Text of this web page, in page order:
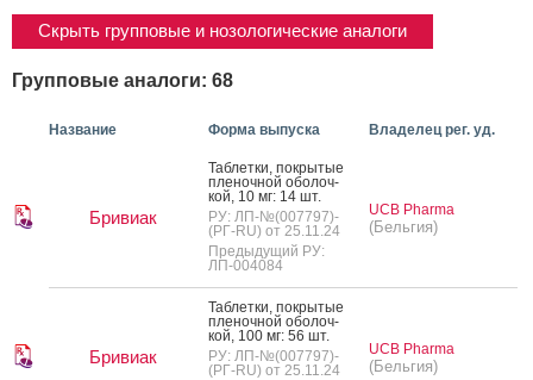
Скрыть групповые и нозологические аналоги
Групповые аналоги: 68
Название Форма выпуска Владелец рег. уд.
Бривиак
Таб­летки, пок­ры­тые
пле­ноч­ной обо­лоч­
кой, 10 мг: 14 шт.
РУ: ЛП-№(007797)-
(РГ-RU) от 25.11.24
Предыдущий РУ:
ЛП-004084
UCB Pharma
(Бельгия)
Бривиак
Таб­летки, пок­ры­тые
пле­ноч­ной обо­лоч­
кой, 100 мг: 56 шт.
РУ: ЛП-№(007797)-
(РГ-RU) от 25.11.24
UCB Pharma
(Бельгия)